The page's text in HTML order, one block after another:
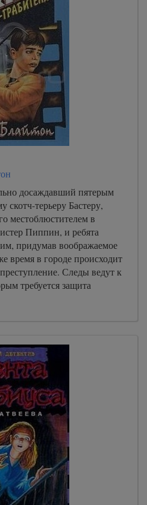
досаждавший пятерым
скотч-терьеру Бастеру,
местоблюстителем в
Пиппин, и ребята
придумав воображаемое
время в городе происходит
Следы ведут к
требуется защита